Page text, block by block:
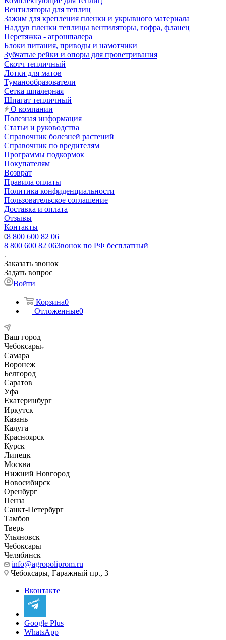
Вентиляторы для теплиц
Зажим для крепления пленки и укрывного материала
Наддув пленки теплицы вентиляторы, гофра, фланец
Перетяжка - агрошпалера
Блоки питания, приводы и намотчики
Зубчатые рейки и опоры для проветривания
Скотч тепличный
Лотки для матов
Туманообразователи
Сетка шпалерная
Шпагат тепличный
О компании
Полезная информация
Статьи и руководства
Справочник болезней растений
Справочник по вредителям
Программы подкормок
Покупателям
Возврат
Правила оплаты
Политика конфиденциальности
Пользовательское соглашение
Доставка и оплата
Отзывы
Контакты
8 800 600 82 06
8 800 600 82 06Звонок по РФ бесплатный
Заказать звонок
Задать вопрос
Войти
Корзина0
Отложенные0
Ваш город
Чебоксары
Самара
Воронеж
Белгород
Саратов
Уфа
Екатеринбург
Иркутск
Казань
Калуга
Красноярск
Курск
Липецк
Москва
Нижний Новгород
Новосибирск
Оренбург
Пенза
Санкт-Петербург
Тамбов
Тверь
Ульяновск
Чебоксары
Челябинск
info@agropoliprom.ru
Чебоксары, Гаражный пр., 3
Вконтакте
Google Plus
WhatsApp